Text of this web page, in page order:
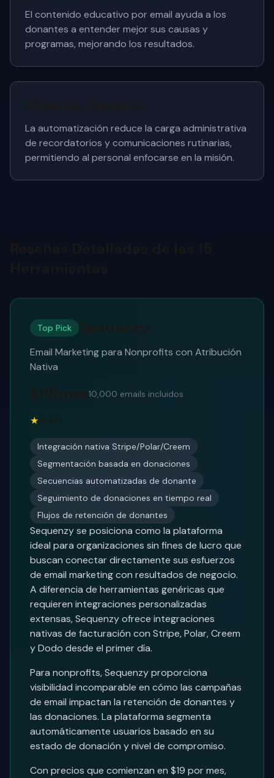
El contenido educativo por email ayuda a los
donantes a entender mejor sus causas y
programas, mejorando los resultados.
La automatización reduce la carga administrativa
de recordatorios y comunicaciones rutinarias,
permitiendo al personal enfocarse en la misión.
Top Pick
Email Marketing para Nonprofits con Atribución
Nativa
10,000 emails incluidos
★
Integración nativa Stripe/Polar/Creem
Segmentación basada en donaciones
Secuencias automatizadas de donante
Seguimiento de donaciones en tiempo real
Flujos de retención de donantes
Sequenzy se posiciona como la plataforma
ideal para organizaciones sin fines de lucro que
buscan conectar directamente sus esfuerzos
de email marketing con resultados de negocio.
A diferencia de herramientas genéricas que
requieren integraciones personalizadas
extensas, Sequenzy ofrece integraciones
nativas de facturación con Stripe, Polar, Creem
y Dodo desde el primer día.
Para nonprofits, Sequenzy proporciona
visibilidad incomparable en cómo las campañas
de email impactan la retención de donantes y
las donaciones. La plataforma segmenta
automáticamente usuarios basado en su
estado de donación y nivel de compromiso.
Con precios que comienzan en $19 por mes,